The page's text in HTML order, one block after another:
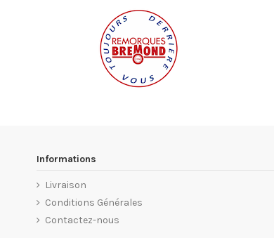
Informations
Livraison
Conditions Générales
Contactez-nous